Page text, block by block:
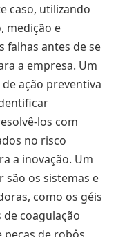
caso, utilizando
medição e
falhas antes de se
a empresa. Um
ação preventiva
los com
no risco
a inovação. Um
são os sistemas e
como os géis
coagulação